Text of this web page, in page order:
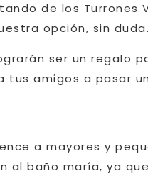
de los Turrones
opción, sin duda.
ser un regalo
amigos a pasar
a mayores y
al baño maría, ya